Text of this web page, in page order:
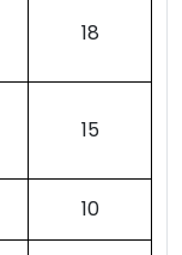
18
15
10